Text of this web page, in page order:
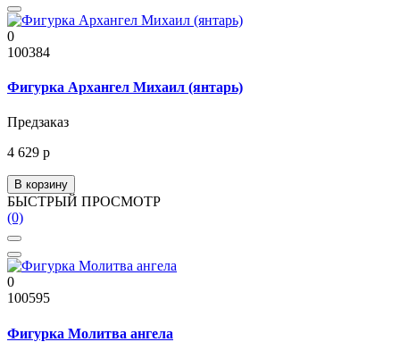
0
100384
Фигурка Архангел Михаил (янтарь)
Предзаказ
4 629 р
В корзину
БЫСТРЫЙ ПРОСМОТР
(0)
0
100595
Фигурка Молитва ангела